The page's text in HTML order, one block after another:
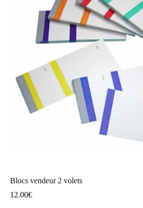
Blocs vendeur 2 volets
12.00€